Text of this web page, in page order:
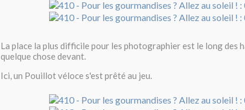
La place la plus difficile pour les photographier est le long des
quelque chose devant.
Ici, un Pouillot véloce s'est prêté au jeu.